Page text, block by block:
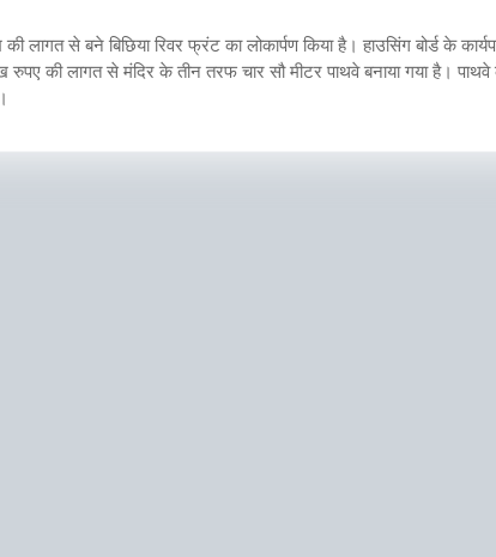
लागत से बने बिछिया रिवर फ्रंट का लोकार्पण किया है। हाउसिंग बोर्ड के
रुपए की लागत से मंदिर के तीन तरफ चार सौ मीटर पाथवे बनाया गया है।